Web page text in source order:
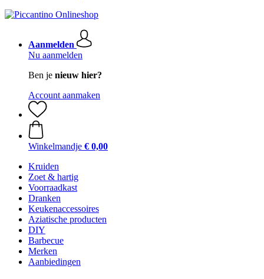
Aanmelden
Nu aanmelden
Ben je nieuw hier?
Account aanmaken
Winkelmandje € 0,00
Kruiden
Zoet & hartig
Voorraadkast
Dranken
Keukenaccessoires
Aziatische producten
DIY
Barbecue
Merken
Aanbiedingen